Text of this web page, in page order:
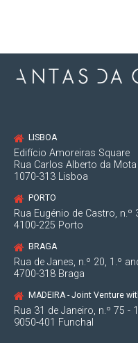
LISBOA
Edifício Amoreiras Square
Rua Carlos Alberto da
1070-313 Lisboa
PORTO
Rua Eugénio de Castro, n.º
4100-225 Porto
BRAGA
Rua de Janes, n.º 20, 1.º
4700-318 Braga
MADEIRA - Joint Venture
Rua 31 de Janeiro, n.º 75 -
9050-401 Funchal